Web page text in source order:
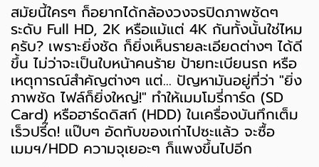
สมัยนี้ใครๆ ก็อยากได้กล้องวงจรปิดภาพชัดๆ
ระดับ Full HD, 2K หรือแม้แต่ 4K กันทั้งนั้นใช่ไหม
ครับ? เพราะยิ่งชัด ก็ยิ่งเห็นรายละเอียดต่างๆ ได้ดี
ขึ้น ไม่ว่าจะเป็นใบหน้าคนร้าย ป้ายทะเบียนรถ หรือ
เหตุการณ์สำคัญต่างๆ แต่... ปัญหามันอยู่ที่ว่า "ยิ่ง
ภาพชัด ไฟล์ก็ยิ่งใหญ่!" ทำให้เมมโมรี่การ์ด (SD
Card) หรือฮาร์ดดิสก์ (HDD) ในเครื่องบันทึกเต็ม
เร็วปรี๊ด! แป๊บๆ อัดทับของเก่าไปซะแล้ว จะซื้อ
เมมฯ/HDD ความจุเยอะๆ ก็แพงขึ้นไปอีก